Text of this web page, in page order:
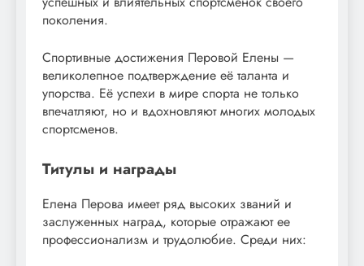
поколения.
Спортивные достижения Перовой Елены —
великолепное подтверждение её таланта и
упорства. Её успехи в мире спорта не только
впечатляют, но и вдохновляют многих молодых
спортсменов.
Титулы и награды
Елена Перова имеет ряд высоких званий и
заслуженных наград, которые отражают ее
профессионализм и трудолюбие. Среди них: